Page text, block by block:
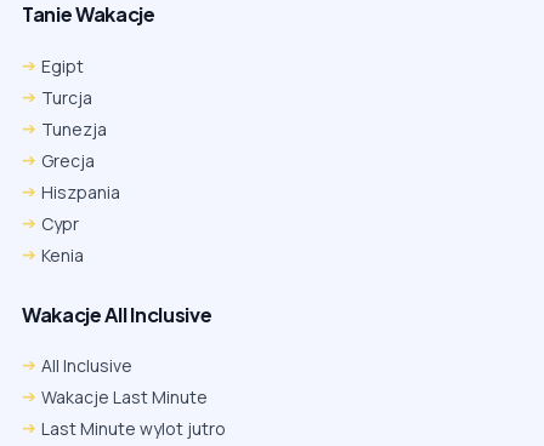
Tanie Wakacje
Egipt
Turcja
Tunezja
Grecja
Hiszpania
Cypr
Kenia
Wakacje All Inclusive
All Inclusive
Wakacje Last Minute
Last Minute wylot jutro